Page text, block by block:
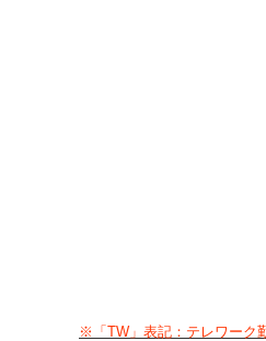
※「TW」表記：テレワーク